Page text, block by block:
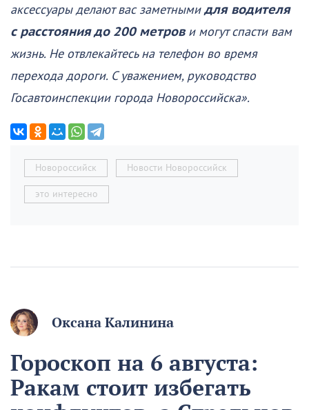
аксессуары делают вас заметнымидля водителя
с расстояния до 200 метрови могут спасти вам
жизнь. Не отвлекайтесь на телефон во время
перехода дороги. С уважением, руководство
Госавтоинспекции города Новороссийска».
Новороссийск Новости Новороссийск
это интересно
Оксана Калинина
Гороскоп на 6 августа:
Ракам стоит избегать